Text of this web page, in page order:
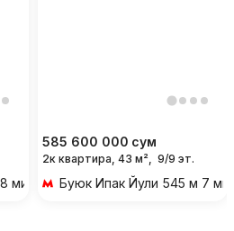
мин пешком
585 600 000 сум
2к квартира, 43 м², 9/9 эт.
Буюк Ипак Йули 545 м 7